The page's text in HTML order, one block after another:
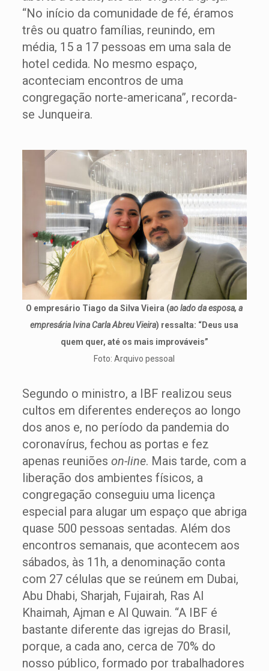
“No início da comunidade de fé, éramos
três ou quatro famílias, reunindo, em
média, 15 a 17 pessoas em uma sala de
hotel cedida. No mesmo espaço,
aconteciam encontros de uma
congregação norte-americana”, recorda-
se Junqueira.
O empresário Tiago da Silva Vieira (ao lado da esposa, a
empresária Ivina Carla Abreu Vieira) ressalta: “Deus usa
quem quer, até os mais improváveis”
Foto: Arquivo pessoal
Segundo o ministro, a IBF realizou seus
cultos em diferentes endereços ao longo
dos anos e, no período da pandemia do
coronavírus, fechou as portas e fez
apenas reuniões on-line. Mais tarde, com a
liberação dos ambientes físicos, a
congregação conseguiu uma licença
especial para alugar um espaço que abriga
quase 500 pessoas sentadas. Além dos
encontros semanais, que acontecem aos
sábados, às 11h, a denominação conta
com 27 células que se reúnem em Dubai,
Abu Dhabi, Sharjah, Fujairah, Ras Al
Khaimah, Ajman e Al Quwain. “A IBF é
bastante diferente das igrejas do Brasil,
porque, a cada ano, cerca de 70% do
nosso público, formado por trabalhadores